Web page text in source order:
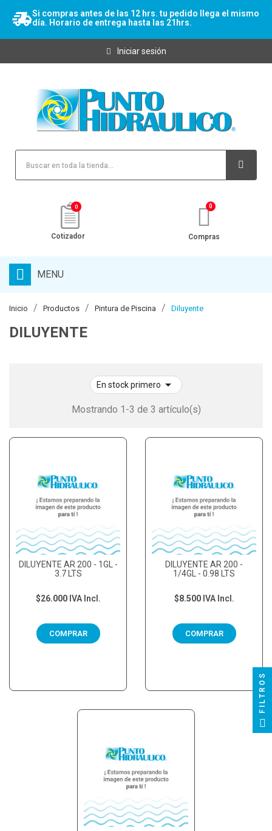
Si compras antes de las 12 hrs. tu pedido llega el mismo
día. Horario de entrega hasta las 21hrs.
Iniciar sesión
0
Cotizador Compras
MENU
Inicio Productos Pintura de Piscina Diluyente
DILUYENTE
En stock primero 
Mostrando 1-3 de 3 artículo(s)
DILUYENTE AR 200 - 1GL -
3.7 LTS
$26.000 IVA Incl.
COMPRAR
DILUYENTE AR 200 -
1/4GL - 0.98 LTS
$8.500 IVA Incl.
COMPRAR
FILTROS